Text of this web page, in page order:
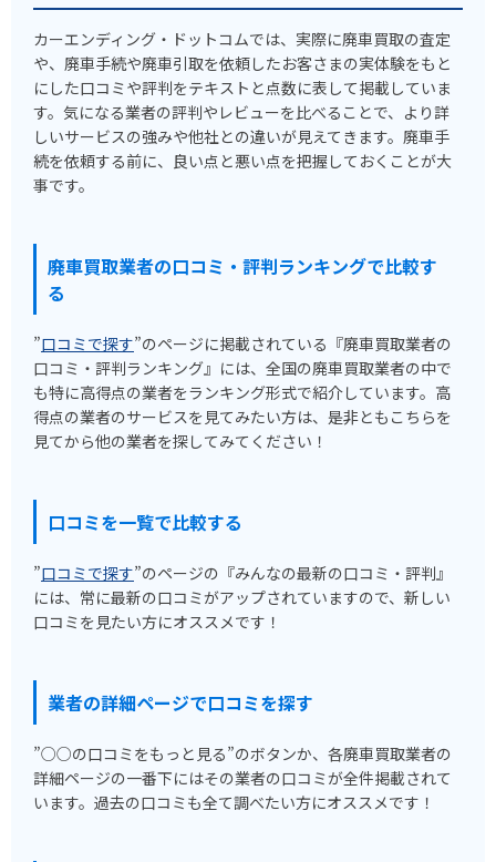
カーエンディング・ドットコムでは、実際に廃車買取の査定
や、廃車手続や廃車引取を依頼したお客さまの実体験をもと
にした口コミや評判をテキストと点数に表して掲載していま
す。気になる業者の評判やレビューを比べることで、より詳
しいサービスの強みや他社との違いが見えてきます。廃車手
続を依頼する前に、良い点と悪い点を把握しておくことが大
事です。
廃車買取業者の口コミ・評判ランキングで比較す
る
”口コミで探す”のページに掲載されている『廃車買取業者の
口コミ・評判ランキング』には、全国の廃車買取業者の中で
も特に高得点の業者をランキング形式で紹介しています。高
得点の業者のサービスを見てみたい方は、是非ともこちらを
見てから他の業者を探してみてください！
口コミを一覧で比較する
”口コミで探す”のページの『みんなの最新の口コミ・評判』
には、常に最新の口コミがアップされていますので、新しい
口コミを見たい方にオススメです！
業者の詳細ページで口コミを探す
”○○の口コミをもっと見る”のボタンか、各廃車買取業者の
詳細ページの一番下にはその業者の口コミが全件掲載されて
います。過去の口コミも全て調べたい方にオススメです！